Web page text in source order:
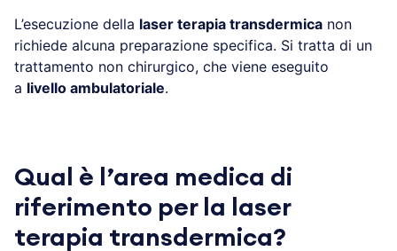
L’esecuzione della laser terapia transdermica non
richiede alcuna preparazione specifica. Si tratta di un
trattamento non chirurgico, che viene eseguito
a livello ambulatoriale.
Qual è l’area medica di
riferimento per la laser
terapia transdermica?